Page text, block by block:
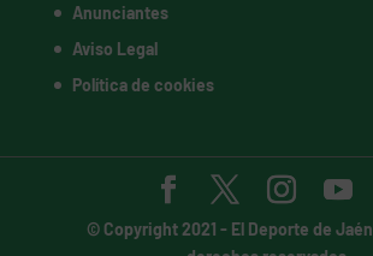
Anunciantes
Aviso Legal
Política de cookies
© Copyright 2021 - El Deporte de Jaén